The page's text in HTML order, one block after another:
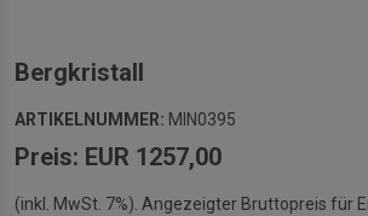
Bergkristall
ARTIKELNUMMER: MIN0395
Preis: EUR 1257,00
(inkl. MwSt. 7%). Angezeigter Bruttopreis für